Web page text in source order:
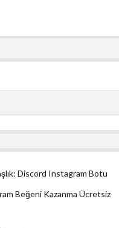
Discord Instagram Botu
Beğeni Kazanma Ücretsiz